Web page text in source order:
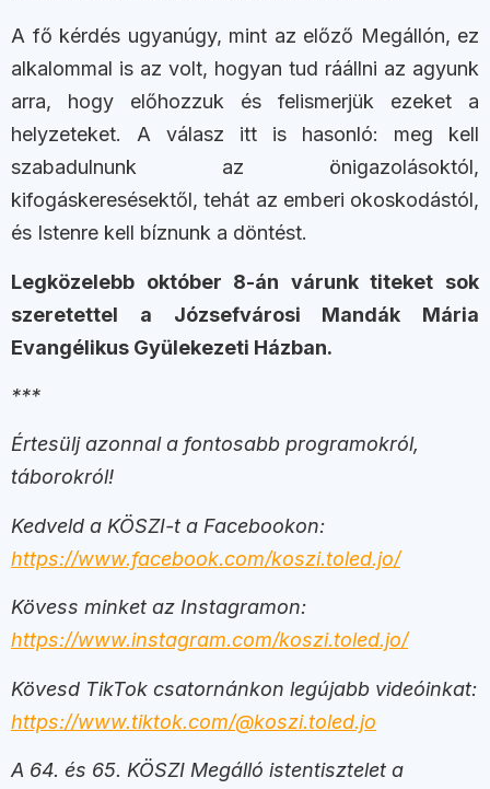
A fő kérdés ugyanúgy, mint az előző Megállón, ez
alkalommal is az volt, hogyan tud ráállni az agyunk
arra, hogy előhozzuk és felismerjük ezeket a
helyzeteket. A válasz itt is hasonló: meg kell
szabadulnunk az önigazolásoktól,
kifogáskeresésektől, tehát az emberi okoskodástól,
és Istenre kell bíznunk a döntést.
Legközelebb október 8-án várunk titeket sok
szeretettel a Józsefvárosi Mandák Mária
Evangélikus Gyülekezeti Házban.
***
Értesülj azonnal a fontosabb programokról,
táborokról!
Kedveld a KÖSZI-t a Facebookon:
https://www.facebook.com/koszi.toled.jo/
Kövess minket az Instagramon:
https://www.instagram.com/koszi.toled.jo/
Kövesd TikTok csatornánkon legújabb videóinkat:
https://www.tiktok.com/@koszi.toled.jo
A 64. és 65. KÖSZI Megálló istentisztelet a